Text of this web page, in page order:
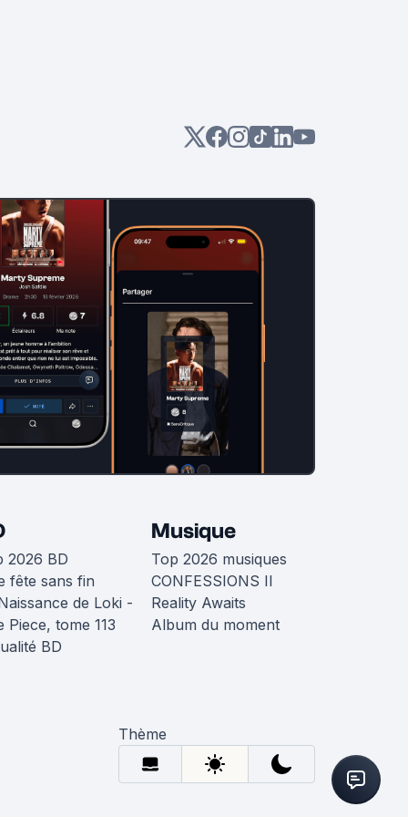
2026 BD
fête sans fin
de Loki -
Piece, tome 113
BD
Musique
Top 2026 musiques
CONFESSIONS II
Reality Awaits
Album du moment
Thème